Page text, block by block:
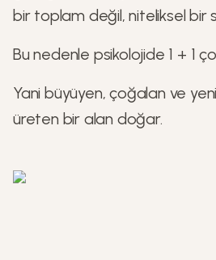
bir toplam değil, niteliksel bir
Bu nedenle psikolojide 1 + 1
Yani büyüyen, çoğalan ve
üreten bir alan doğar.